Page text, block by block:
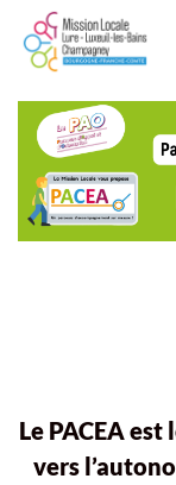
Le PACEA
vers